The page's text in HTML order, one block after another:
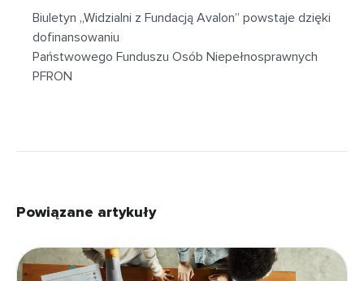
Biuletyn „Widzialni z Fundacją Avalon” powstaje dzięki
dofinansowaniu
Państwowego Funduszu Osób Niepełnosprawnych
PFRON
Powiązane artykuły